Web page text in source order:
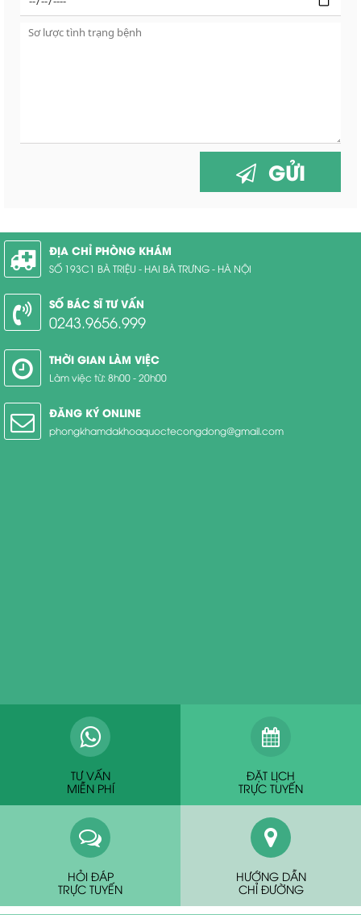
GỬI
ĐỊA CHỈ PHÒNG KHÁM
SỐ 193C1 BÀ TRIỆU - HAI BÀ TRƯNG - HÀ NỘI
SỐ BÁC SĨ TƯ VẤN
0243.9656.999
THỜI GIAN LÀM VIỆC
Làm việc từ: 8h00 - 20h00
ĐĂNG KÝ ONLINE
phongkhamdakhoaquoctecongdong@gmail.com
TƯ VẤN
MIỄN PHÍ
ĐẶT LỊCH
TRỰC TUYẾN
HỎI ĐÁP
TRỰC TUYẾN
HƯỚNG DẪN
CHỈ ĐƯỜNG